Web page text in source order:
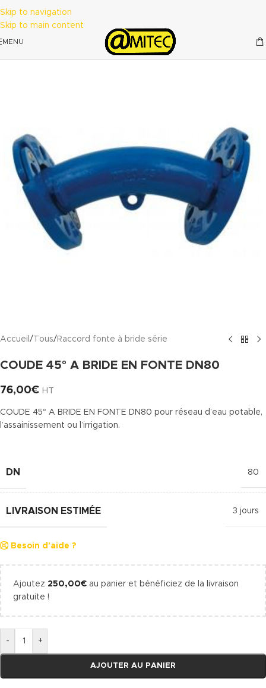
Skip to navigation
Skip to main content
MENU
Accueil / Tous/ Raccord fonte à bride série
COUDE 45° A BRIDE EN FONTE DN80
76,00€ HT
COUDE 45° A BRIDE EN FONTE DN80 pour réseau d’eau potable,
l’assainissement ou l’irrigation.
DN 80
LIVRAISON ESTIMÉE 3 jours
Besoin d'aide ?
Ajoutez 250,00€ au panier et bénéficiez de la livraison
gratuite !
- +
AJOUTER AU PANIER